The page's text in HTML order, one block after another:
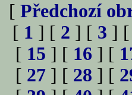
[ Předchozí
[ 1 ] [ 2 ] [ 3 ] [
[ 15 ] [ 16 ] [
[ 27 ] [ 28 ] [